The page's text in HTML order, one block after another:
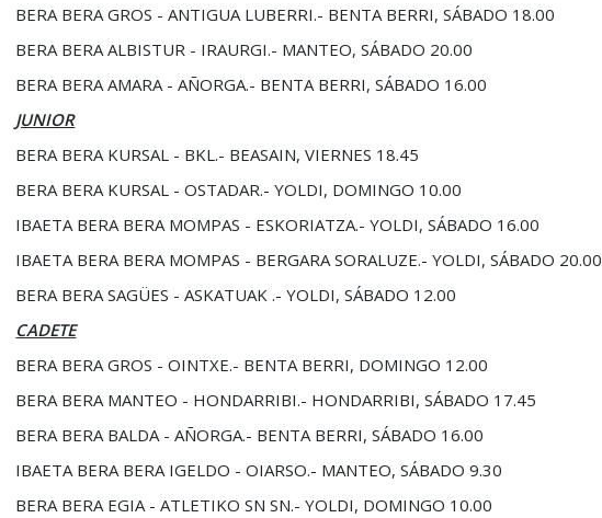
BERA BERA GROS - ANTIGUA LUBERRI.- BENTA BERRI, SÁBADO 18.00
BERA BERA ALBISTUR - IRAURGI.- MANTEO, SÁBADO 20.00
BERA BERA AMARA - AÑORGA.- BENTA BERRI, SÁBADO 16.00
JUNIOR
BERA BERA KURSAL - BKL.- BEASAIN, VIERNES 18.45
BERA BERA KURSAL - OSTADAR.- YOLDI, DOMINGO 10.00
IBAETA BERA BERA MOMPAS - ESKORIATZA.- YOLDI, SÁBADO 16.00
IBAETA BERA BERA MOMPAS - BERGARA SORALUZE.- YOLDI, SÁBADO 20.00
BERA BERA SAGÜES - ASKATUAK .- YOLDI, SÁBADO 12.00
CADETE
BERA BERA GROS - OINTXE.- BENTA BERRI, DOMINGO 12.00
BERA BERA MANTEO - HONDARRIBI.- HONDARRIBI, SÁBADO 17.45
BERA BERA BALDA - AÑORGA.- BENTA BERRI, SÁBADO 16.00
IBAETA BERA BERA IGELDO - OIARSO.- MANTEO, SÁBADO 9.30
BERA BERA EGIA - ATLETIKO SN SN.- YOLDI, DOMINGO 10.00